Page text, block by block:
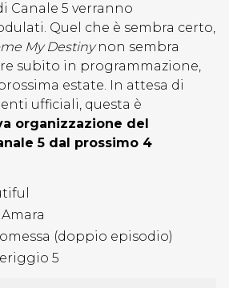
Canale 5 verranno
Quel che è sembra certo,
My Destinynon sembra
subito in programmazione,
estate. In attesa di
ufficiali, questa è
organizzazione del
5 dal prossimo 4
Amara
(doppio episodio)
5